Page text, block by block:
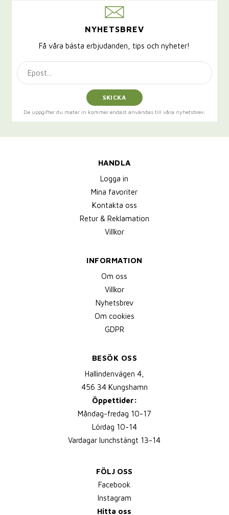
NYHETSBREV
Få våra bästa erbjudanden, tips och nyheter!
SKICKA
De uppgifter du matar in kommer endast användas till våra nyhetsbrev.
HANDLA
Logga in
Mina favoriter
Kontakta oss
Retur & Reklamation
Villkor
INFORMATION
Om oss
Villkor
Nyhetsbrev
Om cookies
GDPR
BESÖK OSS
Hallindenvägen 4,
456 34 Kungshamn
Öppettider:
Måndag-fredag 10-17
Lördag 10-14
Vardagar lunchstängt 13-14
FÖLJ OSS
Facebook
Instagram
Hitta oss